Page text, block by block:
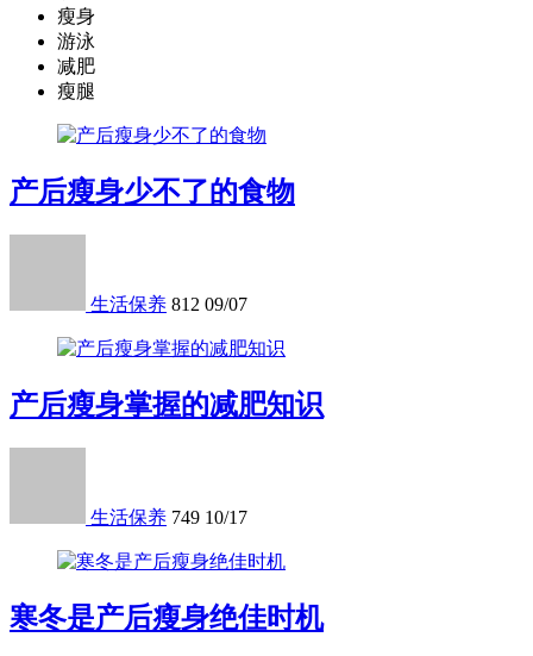
瘦身
游泳
减肥
瘦腿
产后瘦身少不了的食物
生活保养 812 09/07
产后瘦身掌握的减肥知识
生活保养 749 10/17
寒冬是产后瘦身绝佳时机